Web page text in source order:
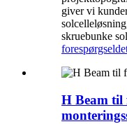
giver vi
skruebunke
forespørgsel
H Beam til